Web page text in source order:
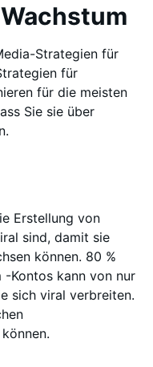
Strategien für
für
für die meisten
Sie sie über
Erstellung von
sind, damit sie
können. 80 %
-Kontos kann von nur
sich viral verbreiten.